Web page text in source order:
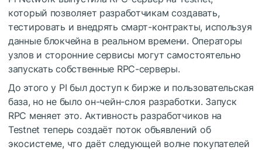
который позволяет разработчикам создавать,
тестировать и внедрять смарт-контракты, используя
данные блокчейна в реальном времени. Операторы
узлов и сторонние сервисы могут самостоятельно
запускать собственные RPC-серверы.
До этого у PI был доступ к бирже и пользовательская
база, но не было он-чейн-слоя разработки. Запуск
RPC меняет это. Активность разработчиков на
Testnet теперь создаёт поток объявлений об
экосистеме, что даёт следующей волне покупателей